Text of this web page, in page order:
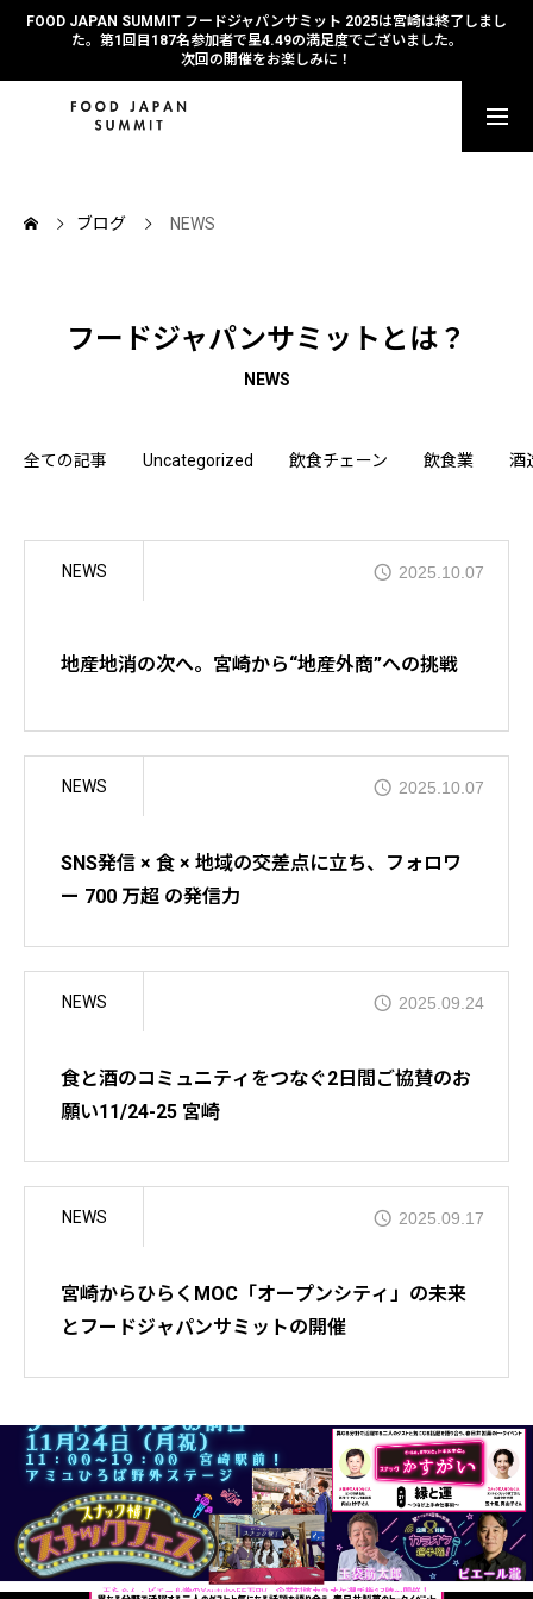
FOOD JAPAN SUMMIT フードジャパンサミット 2025は宮崎は終了しまし
た。第1回目187名参加者で星4.49の満足度でございました。
次回の開催をお楽しみに！
パスチケットのご料金
お申し込みはこちら
アクセス（会場のご案内）
プライバシーポリシー
ブログ NEWS
フードジャパンサミットとは？
NEWS
全ての記事 Uncategorized 飲食チェーン 飲食業 酒
NEWS 2025.10.07
地産地消の次へ。宮崎から“地産外商”への挑戦
NEWS 2025.10.07
SNS発信 × 食 × 地域の交差点に立ち、フォロワ
ー 700 万超 の発信力
NEWS 2025.09.24
食と酒のコミュニティをつなぐ2日間ご協賛のお
願い11/24-25 宮崎
NEWS 2025.09.17
宮崎からひらくMOC「オープンシティ」の未来
とフードジャパンサミットの開催